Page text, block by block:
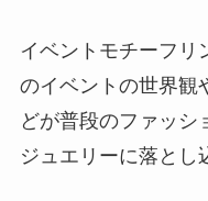
イベントモチーフリ
のイベントの世界観
どが普段のファッシ
ジュエリーに落とし